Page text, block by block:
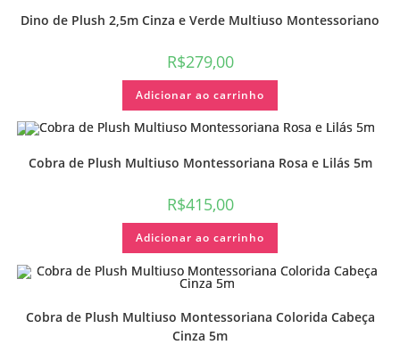
Dino de Plush 2,5m Cinza e Verde Multiuso Montessoriano
R$279,00
Adicionar ao carrinho
Cobra de Plush Multiuso Montessoriana Rosa e Lilás 5m
R$415,00
Adicionar ao carrinho
Cobra de Plush Multiuso Montessoriana Colorida Cabeça
Cinza 5m